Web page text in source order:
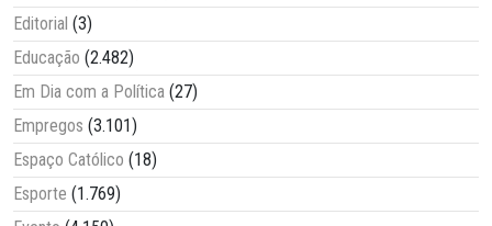
Editorial (3)
Educação (2.482)
Em Dia com a Política (27)
Empregos (3.101)
Espaço Católico (18)
Esporte (1.769)